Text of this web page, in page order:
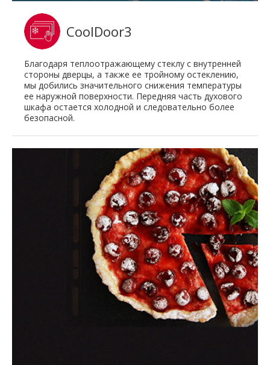
CoolDoor3
Благодаря теплоотражающему стеклу с внутренней
стороны дверцы, а также ее тройному остеклению,
мы добились значительного снижения температуры
ее наружной поверхности. Передняя часть духового
шкафа остается холодной и следовательно более
безопасной.